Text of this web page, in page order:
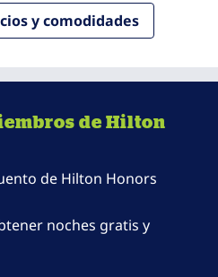
y comodidades
de Hilton
de Hilton Honors
noches gratis y